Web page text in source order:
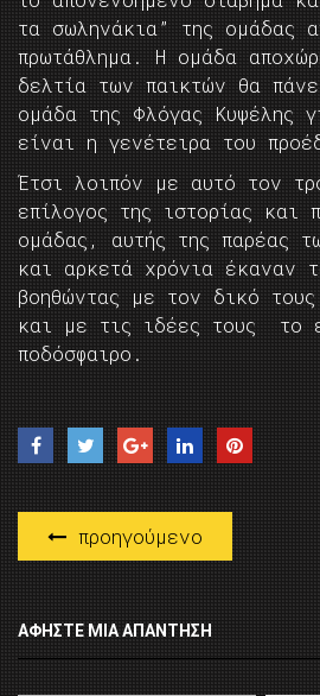
τα σωληνάκια” της ομάδας
πρωτάθλημα. Η ομάδα
δελτία των παικτών θα
ομάδα της Φλόγας Κυψέλης
είναι η γενέτειρα του
Έτσι λοιπόν με αυτό τον
επίλογος της ιστορίας και
ομάδας, αυτής της παρέας
και αρκετά χρόνια έκαναν
βοηθώντας με τον δικό
και με τις ιδέες τους το
ποδόσφαιρο.
προηγούμενο
ΑΦΉΣΤΕ ΜΙΑ ΑΠΆΝΤΗΣΗ